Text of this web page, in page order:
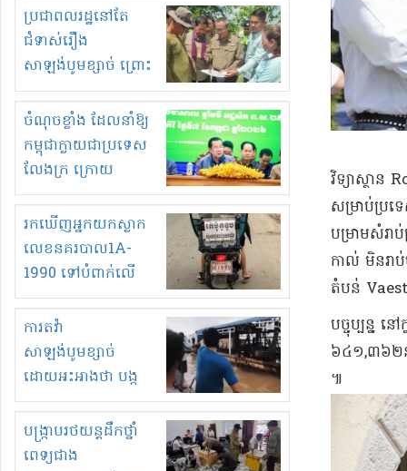
មួយចំនួនទៀត
កំពង់តែគុបគិតគ្នា
ធ្វើសកម្មភាពរកស៊ីនិង
ស្តុកទំនិញគេចពន្ធ?
ប្រជាពលរដ្ឋនៅតែ
ជំទាស់រឿង
សាឡង់បូមខ្សាច់ ព្រោះ
ខ្លាចបាក់ច្រាំងទៀត!
ចំណុចខ្លាំង ដែលនាំឱ្យ
កម្ពុជាក្លាយជាប្រទេស
លែងក្រ ក្រោយ
ឆ្នាំ២០៣០
រកឃើញអ្នកយកស្លាក
លេខនគរបាល1A-
1990 ទៅបំពាក់លើ
ម៉ូតូរបស់ខ្លួន ដាកផ្លាក
រត់ឌុបហើយ
ការតវ៉ា
សាឡង់បូមខ្សាច់
ដោយអះអាងថា បង្ក
បាក់ច្រាំងទន្លេ និង
រំខានទាំងយប់ទាំងថ្ងៃ
បង្ក្រាបរថយន្តដឹកថ្នាំ
ពេទ្យជាង
វិទ្យាស្ថាន
សម្រាប់​ប្រ
បម្រាម​សំរា
កាល់ មិន​រ
តំបន់
បច្ចុប្បន្ន
៦៤១,៣៦២​
៕